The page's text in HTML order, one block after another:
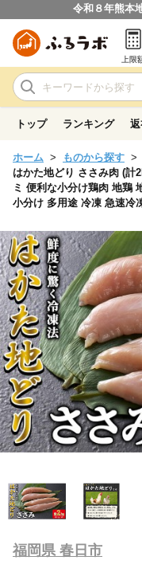
令和８年熊本
上限
トップ ランキング
ホーム ものから探す
はかた地どり ささみ肉 (計
ミ 便利な小分け鶏肉 地鶏
小分け 多用途 冷凍 急速冷
福岡県 春日市